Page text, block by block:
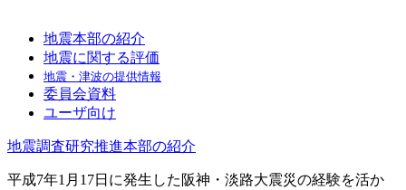
地震本部の紹介
地震に関する評価
地震・津波の提供情報
委員会資料
ユーザ向け
地震調査研究推進本部の紹介
平成7年1月17日に発生した阪神・淡路大震災の経験を活か